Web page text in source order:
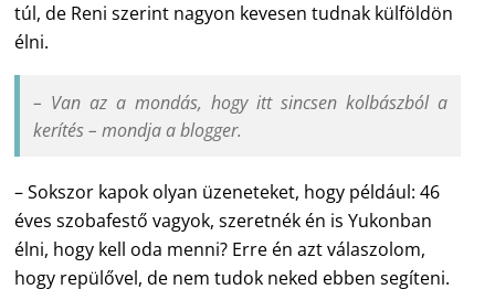
túl, de Reni szerint nagyon kevesen tudnak külföldön
élni.
– Van az a mondás, hogy itt sincsen kolbászból a
kerítés – mondja a blogger.
– Sokszor kapok olyan üzeneteket, hogy például: 46
éves szobafestő vagyok, szeretnék én is Yukonban
élni, hogy kell oda menni? Erre én azt válaszolom,
hogy repülővel, de nem tudok neked ebben segíteni.